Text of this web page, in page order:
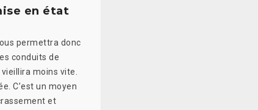
en état
permettra donc
conduits de
moins vite.
C’est un moyen
et